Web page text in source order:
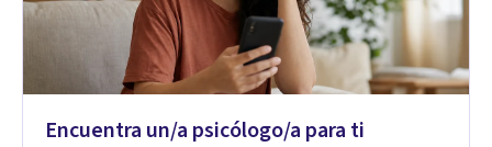
Encuentra un/a psicólogo/a para ti